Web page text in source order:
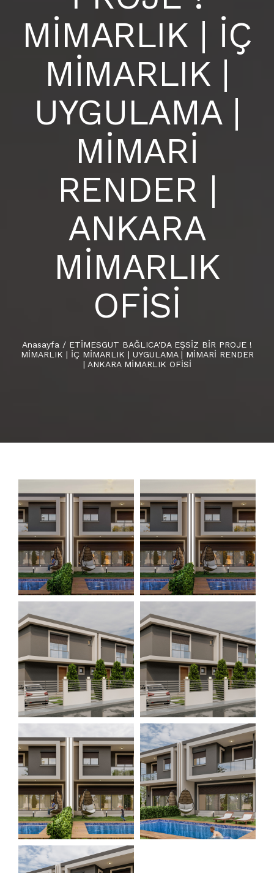
ANKARA İÇ MİMARLIK OFİSİ |
MİMARLIK | İÇ
MİMARLIK |
UYGULAMA |
MİMARİ
RENDER |
ANKARA
MİMARLIK
OFİSİ
Anasayfa / ETİMESGUT BAĞLICA'DA EŞSİZ BİR PROJE !
MİMARLIK | İÇ MİMARLIK | UYGULAMA | MİMARİ RENDER
| ANKARA MİMARLIK OFİSİ